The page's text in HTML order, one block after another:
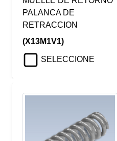
PALANCA DE
RETRACCION
(X13M1V1)
SELECCIONE